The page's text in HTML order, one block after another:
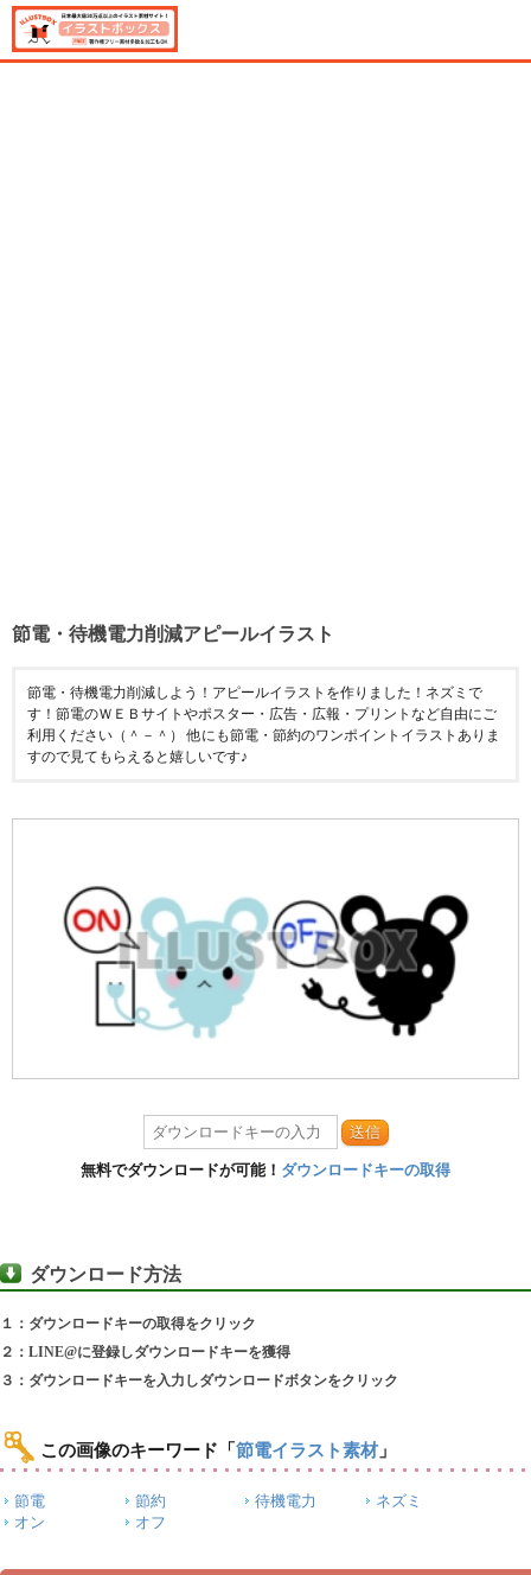
節電・待機電力削減アピールイラスト
節電・待機電力削減しよう！アピールイラストを作りました！ネズミで
す！節電のＷＥＢサイトやポスター・広告・広報・プリントなど自由にご
利用ください（＾－＾） 他にも節電・節約のワンポイントイラストありま
すので見てもらえると嬉しいです♪
送信
無料でダウンロードが可能！ ダウンロードキーの取得
ダウンロード方法
１：ダウンロードキーの取得をクリック
２：LINE@に登録しダウンロードキーを獲得
３：ダウンロードキーを入力しダウンロードボタンをクリック
この画像のキーワード 「 節電イラスト素材 」
節電 節約 待機電力
ネズミ
オン
オフ